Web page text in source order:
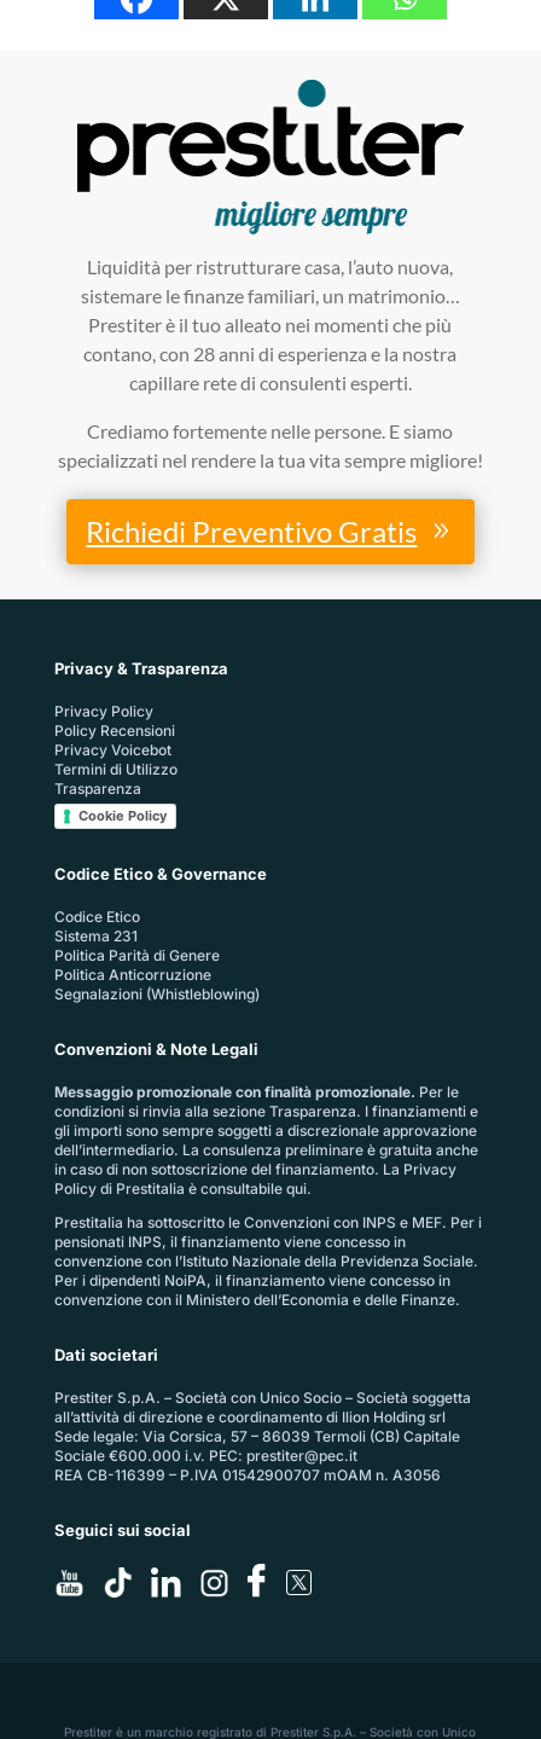
Liquidità per ristrutturare casa, l’auto nuova,
sistemare le finanze familiari, un matrimonio…
Prestiter è il tuo alleato nei momenti che più
contano, con 28 anni di esperienza e la nostra
capillare rete di consulenti esperti.
Crediamo fortemente nelle persone. E siamo
specializzati nel rendere la tua vita sempre migliore!
Richiedi Preventivo Gratis
Privacy & Trasparenza
Privacy Policy
Policy Recensioni
Privacy Voicebot
Termini di Utilizzo
Trasparenza
Cookie Policy
Codice Etico & Governance
Codice Etico
Sistema 231
Politica Parità di Genere
Politica Anticorruzione
Segnalazioni (Whistleblowing)
Convenzioni & Note Legali
Messaggio promozionale con finalità promozionale. Per le
condizioni si rinvia alla sezione Trasparenza. I finanziamenti e
gli importi sono sempre soggetti a discrezionale approvazione
dell’intermediario. La consulenza preliminare è gratuita anche
in caso di non sottoscrizione del finanziamento. La Privacy
Policy di Prestitalia è consultabile qui.
Prestitalia ha sottoscritto le Convenzioni con INPS e MEF. Per i
pensionati INPS, il finanziamento viene concesso in
convenzione con l’Istituto Nazionale della Previdenza Sociale.
Per i dipendenti NoiPA, il finanziamento viene concesso in
convenzione con il Ministero dell’Economia e delle Finanze.
Dati societari
Prestiter S.p.A. – Società con Unico Socio – Società soggetta
all’attività di direzione e coordinamento di Ilion Holding srl
Sede legale: Via Corsica, 57 – 86039 Termoli (CB) Capitale
Sociale €600.000 i.v. PEC: prestiter@pec.it
REA CB-116399 – P.IVA 01542900707 mOAM n. A3056
Seguici sui social
Prestiter è un marchio registrato di Prestiter S.p.A. – Società con Unico